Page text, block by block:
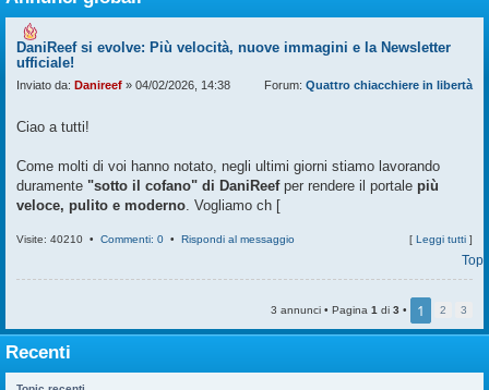
DaniReef si evolve: Più velocità, nuove immagini e la Newsletter
ufficiale!
Inviato da: Danireef » 04/02/2026, 14:38 Forum: Quattro chiacchiere in libertà
Ciao a tutti!
Come molti di voi hanno notato, negli ultimi giorni stiamo lavorando
duramente "sotto il cofano" di DaniReefper rendere il portale più
veloce, pulito e moderno . Vogliamo ch [
Visite: 40210 • Commenti: 0 • Rispondi al messaggio [ Leggi tutti ]
Top
3 annunci • Pagina 1 di 3 • 1 2 3
Recenti